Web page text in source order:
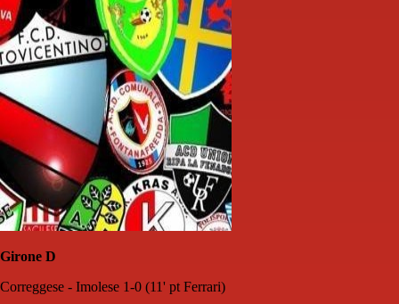
Girone D
Correggese - Imolese 1-0 (11' pt Ferrari)